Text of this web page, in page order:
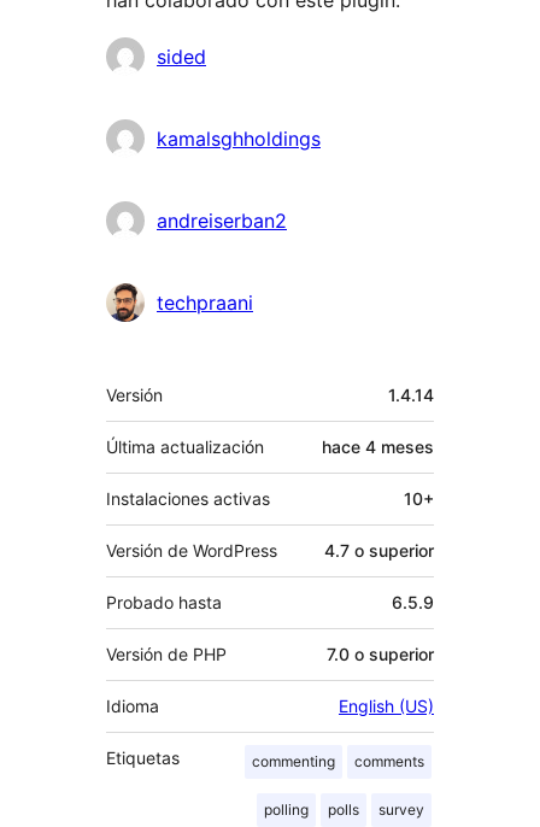
Colaboradores
sided
kamalsghholdings
andreiserban2
techpraani
Meta
Versión 1.4.14
Última actualización hace 4 meses
Instalaciones activas 10+
Versión de WordPress 4.7 o superior
Probado hasta 6.5.9
Versión de PHP 7.0 o superior
Idioma English (US)
Etiquetas commenting comments
polling polls survey